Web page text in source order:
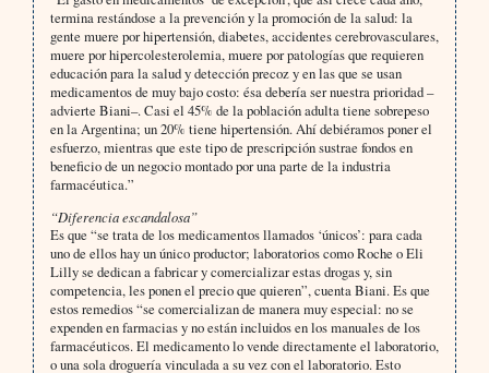
termina restándose a la prevención y la promoción de la salud: la
gente muere por hipertensión, diabetes, accidentes cerebrovasculares,
muere por hipercolesterolemia, muere por patologías que requieren
educación para la salud y detección precoz y en las que se usan
medicamentos de muy bajo costo: ésa debería ser nuestra prioridad –
advierte Biani–. Casi el 45% de la población adulta tiene sobrepeso
en la Argentina; un 20% tiene hipertensión. Ahí debiéramos poner el
esfuerzo, mientras que este tipo de prescripción sustrae fondos en
beneficio de un negocio montado por una parte de la industria
farmacéutica.”
“Diferencia escandalosa”
Es que “se trata de los medicamentos llamados ‘únicos’: para cada
uno de ellos hay un único productor; laboratorios como Roche o Eli
Lilly se dedican a fabricar y comercializar estas drogas y, sin
competencia, les ponen el precio que quieren”, cuenta Biani. Es que
estos remedios “se comercializan de manera muy especial: no se
expenden en farmacias y no están incluidos en los manuales de los
farmacéuticos. El medicamento lo vende directamente el laboratorio,
o una sola droguería vinculada a su vez con el laboratorio. Esto